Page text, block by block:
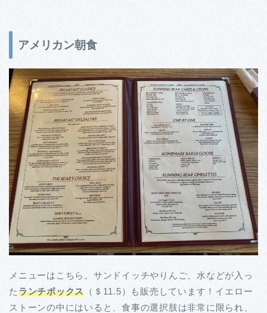
アメリカン朝食
メニューはこちら。サンドイッチやりんご、水などが入っ
たランチボックス （＄11.5）も販売しています！イエロー
ストーンの中にはいると、食事の選択肢は非常に限られ、